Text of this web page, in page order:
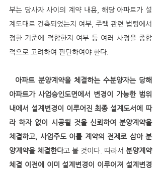
부는 당사자 사이의 계약 내용, 해당 아파트가 설
계도대로 건축되었는지 여부, 주택 관련 법령에서
정한 기준에 적합한지 여부 등 여러 사정을 종합
적으로 고려하여 판단하여야 한다.
아파트가 사업승인도면에서 변경이 가능한 범위
내에서 설계변경이 이루어진 최종 설계도서에 따
라 하자 없이 시공될 것을 신뢰하여 분양계약을
체결하고, 사업주도 이를 계약의 전제로 삼아 분
양계약을 체결한다고 볼 것이다. 따라서 분양계약
체결 이전에 이미 설계변경이 이루어져 설계변경